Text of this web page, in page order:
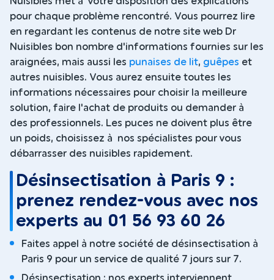
pour chaque problème rencontré. Vous pourrez lire
en regardant les contenus de notre site web Dr
Nuisibles bon nombre d'informations fournies sur les
araignées, mais aussi les punaises de lit, guêpes et
autres nuisibles. Vous aurez ensuite toutes les
informations nécessaires pour choisir la meilleure
solution, faire l'achat de produits ou demander à
des professionnels. Les puces ne doivent plus être
un poids, choisissez à nos spécialistes pour vous
débarrasser des nuisibles rapidement.
Désinsectisation à Paris 9 :
prenez rendez-vous avec nos
experts au 01 56 93 60 26
Faites appel à notre société de désinsectisation à
Paris 9 pour un service de qualité 7 jours sur 7.
Désinsectisation : nos experts interviennent